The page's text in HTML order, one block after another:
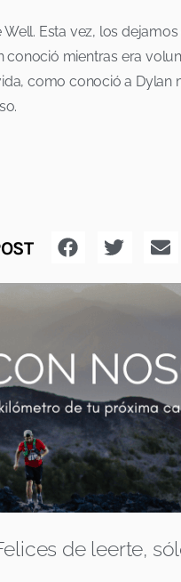
Esta vez, los
mientras era
como conoció a
de leerte,